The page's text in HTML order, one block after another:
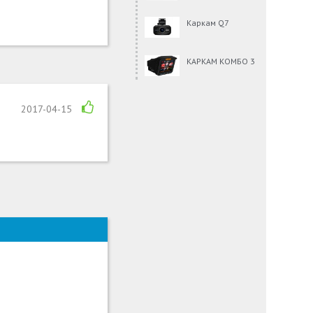
2017-04-15
Каркам Q7
КАРКАМ КОМБО 3